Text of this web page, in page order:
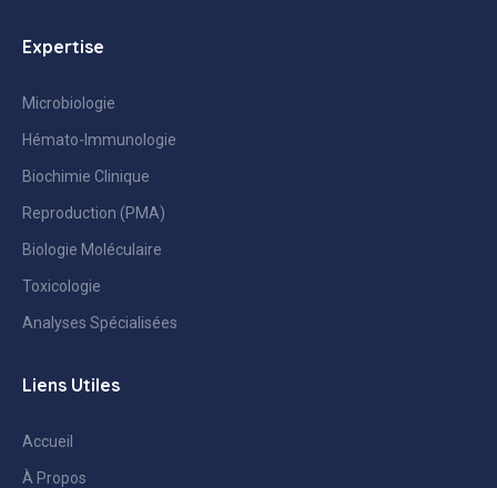
Expertise
Microbiologie
Hémato-Immunologie
Biochimie Clinique
Reproduction (PMA)
Biologie Moléculaire
Toxicologie
Analyses Spécialisées
Liens Utiles
Accueil
À Propos